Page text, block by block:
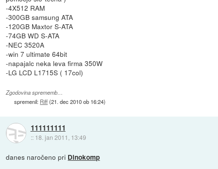
-4X512 RAM
-300GB samsung ATA
-120GB Maxtor S-ATA
-74GB WD S-ATA
-NEC 3520A
-win 7 ultimate 64bit
-napajalc neka leva firma 350W
-LG LCD L1715S ( 17col)
Zgodovina sprememb…
spremenil: Riff(21. dec 2010 ob 16:24)
111111111
:: 18. jan 2011, 13:49
danes naročeno pri Dinokomp